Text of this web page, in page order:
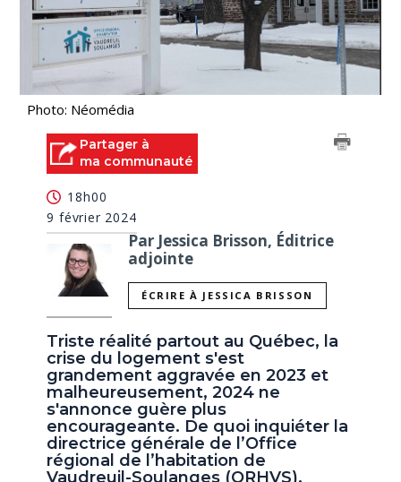
Photo: Néomédia
Partager à
ma communauté
18h00
9 février 2024
Par Jessica Brisson, Éditrice
adjointe
ÉCRIRE À JESSICA BRISSON
Triste réalité partout au Québec, la
crise du logement s'est
grandement aggravée en 2023 et
malheureusement, 2024 ne
s'annonce guère plus
encourageante. De quoi inquiéter la
directrice générale de l’Office
régional de l’habitation de
Vaudreuil-Soulanges (ORHVS),